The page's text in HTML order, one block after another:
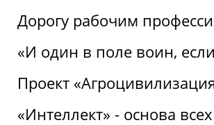
Дорогу рабочим
«И один в поле воин,
Проект
«Интеллект» - основа